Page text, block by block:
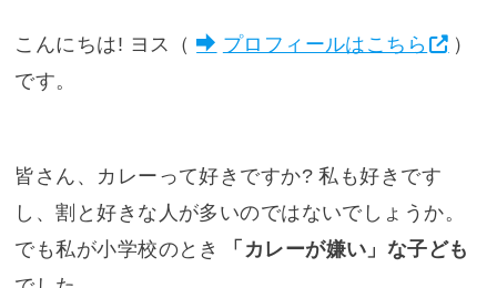
こんにちは! ヨス（ プロフィールはこちら
）
です。
皆さん、カレーって好きですか? 私も好きです
し、割と好きな人が多いのではないでしょうか。
でも私が小学校のとき
「カレーが嫌い」な子ども